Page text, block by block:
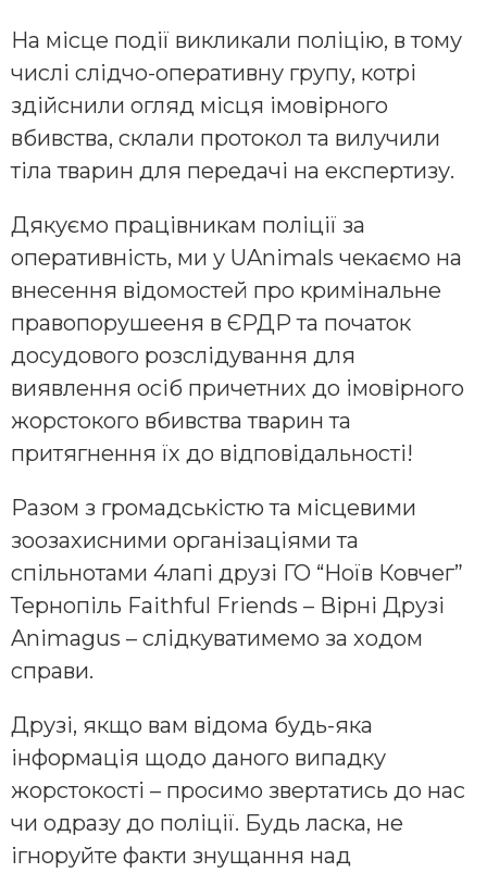
На місце події викликали поліцію, в тому
числі слідчо-оперативну групу, котрі
здійснили огляд місця імовірного
вбивства, склали протокол та вилучили
тіла тварин для передачі на експертизу.
Дякуємо працівникам поліції за
оперативність, ми у UAnimals чекаємо на
внесення відомостей про кримінальне
правопорушееня в ЄРДР та початок
досудового розслідування для
виявлення осіб причетних до імовірного
жорстокого вбивства тварин та
притягнення їх до відповідальності!
Разом з громадськістю та місцевими
зоозахисними організаціями та
спільнотами 4лапі друзі ГО “Ноїв Ковчег”
Тернопіль Faithful Friends – Вірні Друзі
Animagus – слідкуватимемо за ходом
справи.
Друзі, якщо вам відома будь-яка
інформація щодо даного випадку
жорстокості – просимо звертатись до нас
чи одразу до поліції. Будь ласка, не
ігноруйте факти знущання над